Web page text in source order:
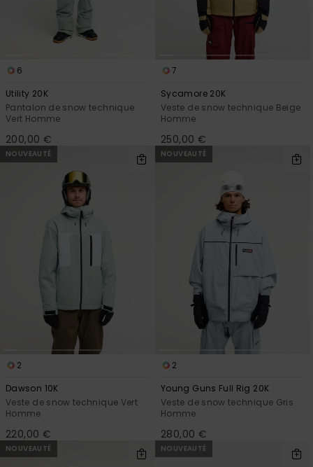
6
Utility 20K
Pantalon de snow technique
Vert Homme
200,00 €
7
Sycamore 20K
Veste de snow technique Beige
Homme
250,00 €
NOUVEAUTÉ
2
Dawson 10K
Veste de snow technique Vert
Homme
220,00 €
NOUVEAUTÉ
2
Young Guns Full Rig 20K
Veste de snow technique Gris
Homme
280,00 €
NOUVEAUTÉ NOUVEAUTÉ